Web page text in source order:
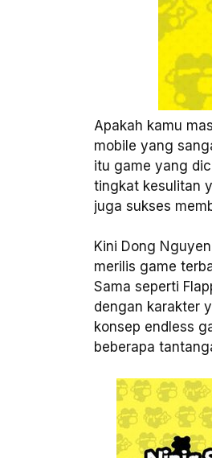
Apakah kamu
mobile yang
itu game yang
tingkat kesulitan
juga sukses
Kini Dong
merilis game
Sama seperti
dengan karakter
konsep endless
beberapa